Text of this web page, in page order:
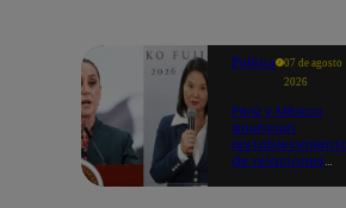
Política
07 de agosto
2026
Perú y México
anuncian
de relaciones